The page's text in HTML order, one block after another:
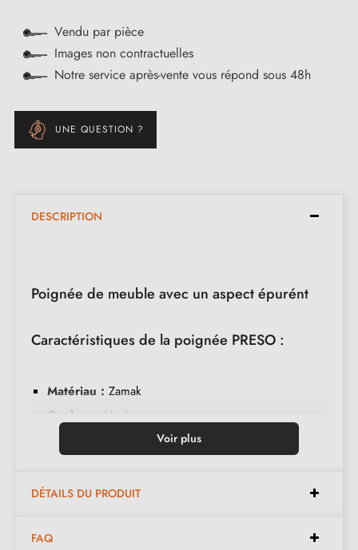
Vendu par pièce
Images non contractuelles
Notre service après-vente vous répond sous 48h
UNE QUESTION ?
DESCRIPTION
Poignée de meuble avec un aspect épurént
Caractéristiques de la poignée PRESO :
Matériau : Zamak
Couleur :
Vieil argent
Nettoyer avec un chiffon doux
Voir plus
DÉTAILS DU PRODUIT
FAQ